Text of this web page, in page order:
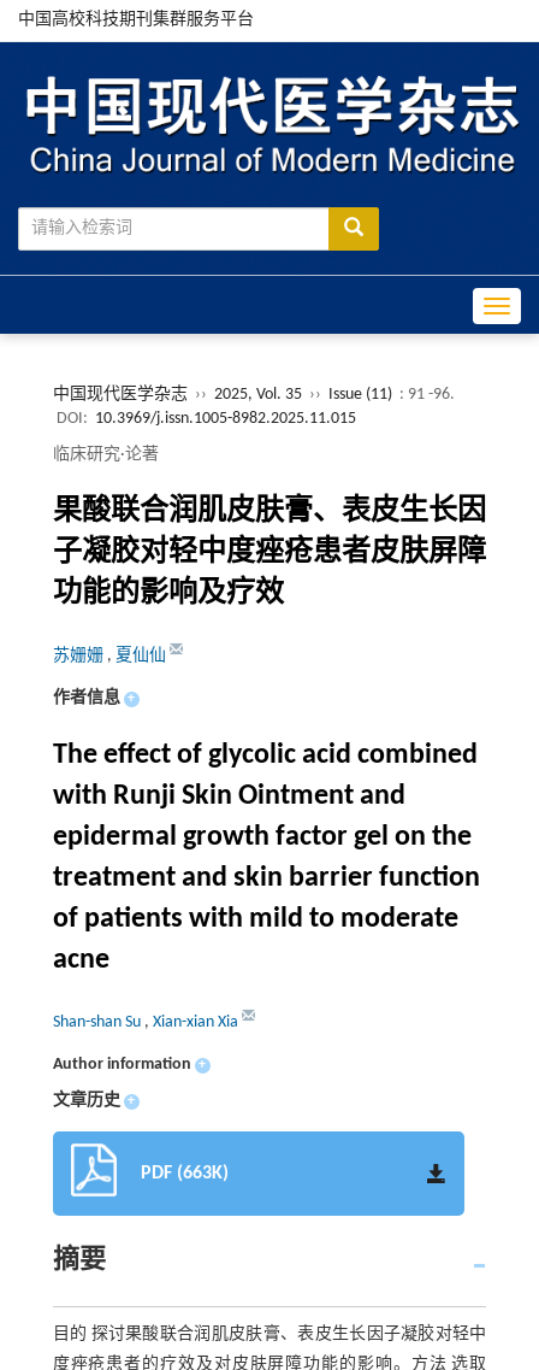
中国高校科技期刊集群服务平台
中国现代医学杂志 ›› 2025, Vol. 35 ›› Issue (11) : 91 -96.
DOI: 10.3969/j.issn.1005-8982.2025.11.015
临床研究·论著
果酸联合润肌皮肤膏、表皮生长因
子凝胶对轻中度痤疮患者皮肤屏障
功能的影响及疗效
苏姗姗 , 夏仙仙
作者信息 +
The effect of glycolic acid combined
with Runji Skin Ointment and
epidermal growth factor gel on the
treatment and skin barrier function
of patients with mild to moderate
acne
Shan-shan Su , Xian-xian Xia
Author information +
文章历史 +
PDF (663K)
摘要
目的 探讨果酸联合润肌皮肤膏、表皮生长因子凝胶对轻中
度痤疮患者的疗效及对皮肤屏障功能的影响。方法 选取